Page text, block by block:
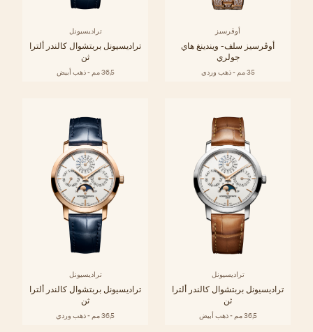
أوڤرسيز
أوڤرسيز سلف- ويندينغ هاي
جولري
35 مم - ذهب وردي
تراديسيونل
تراديسيونل بربتشوال كالندر ألترا
ثن
36,5 مم - ذهب أبيض
تراديسيونل
تراديسيونل بربتشوال كالندر ألترا
ثن
36,5 مم - ذهب أبيض
تراديسيونل
تراديسيونل بربتشوال كالندر ألترا
ثن
36,5 مم - ذهب وردي